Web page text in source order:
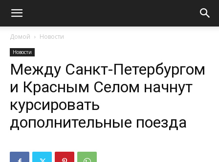
Домой Новости
Новости
Между Санкт-Петербургом
и Красным Селом начнут
курсировать
дополнительные поезда